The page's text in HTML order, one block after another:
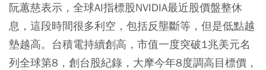
阮蕙慈表示，全球AI指標股NVIDIA最近股價盤整休
息，這段時間很多利空，包括反壟斷等，但是低點越
墊越高。台積電持續創高，市值一度突破1兆美元名
列全球第8，創台股紀錄，大摩今年8度調高目標價，